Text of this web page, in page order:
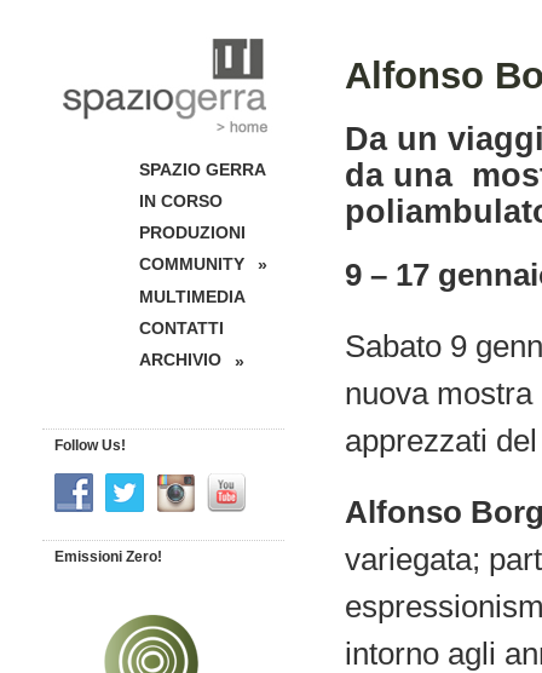
Alfonso
Da un
da una
9 – 17
Sabato 9
nuova
apprezzati
Alfonso
variegata;
intorno agli
SPAZIO GERRA
IN CORSO
PRODUZIONI
COMMUNITY
»
MULTIMEDIA
CONTATTI
ARCHIVIO
»
Follow Us!
Emissioni Zero!